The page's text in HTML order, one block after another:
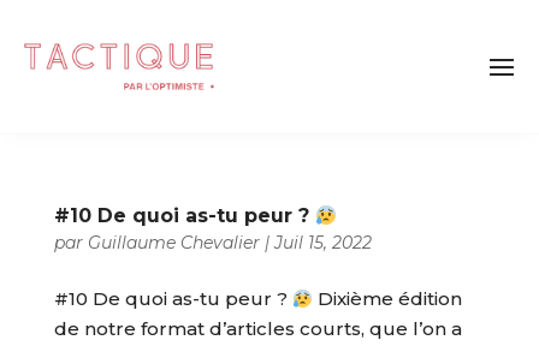
#10 De quoi as-tu peur ?
par Guillaume Chevalier|Juil 15, 2022
#10 De quoi as-tu peur ?
Dixième édition
de notre format d’articles courts, que l’on a